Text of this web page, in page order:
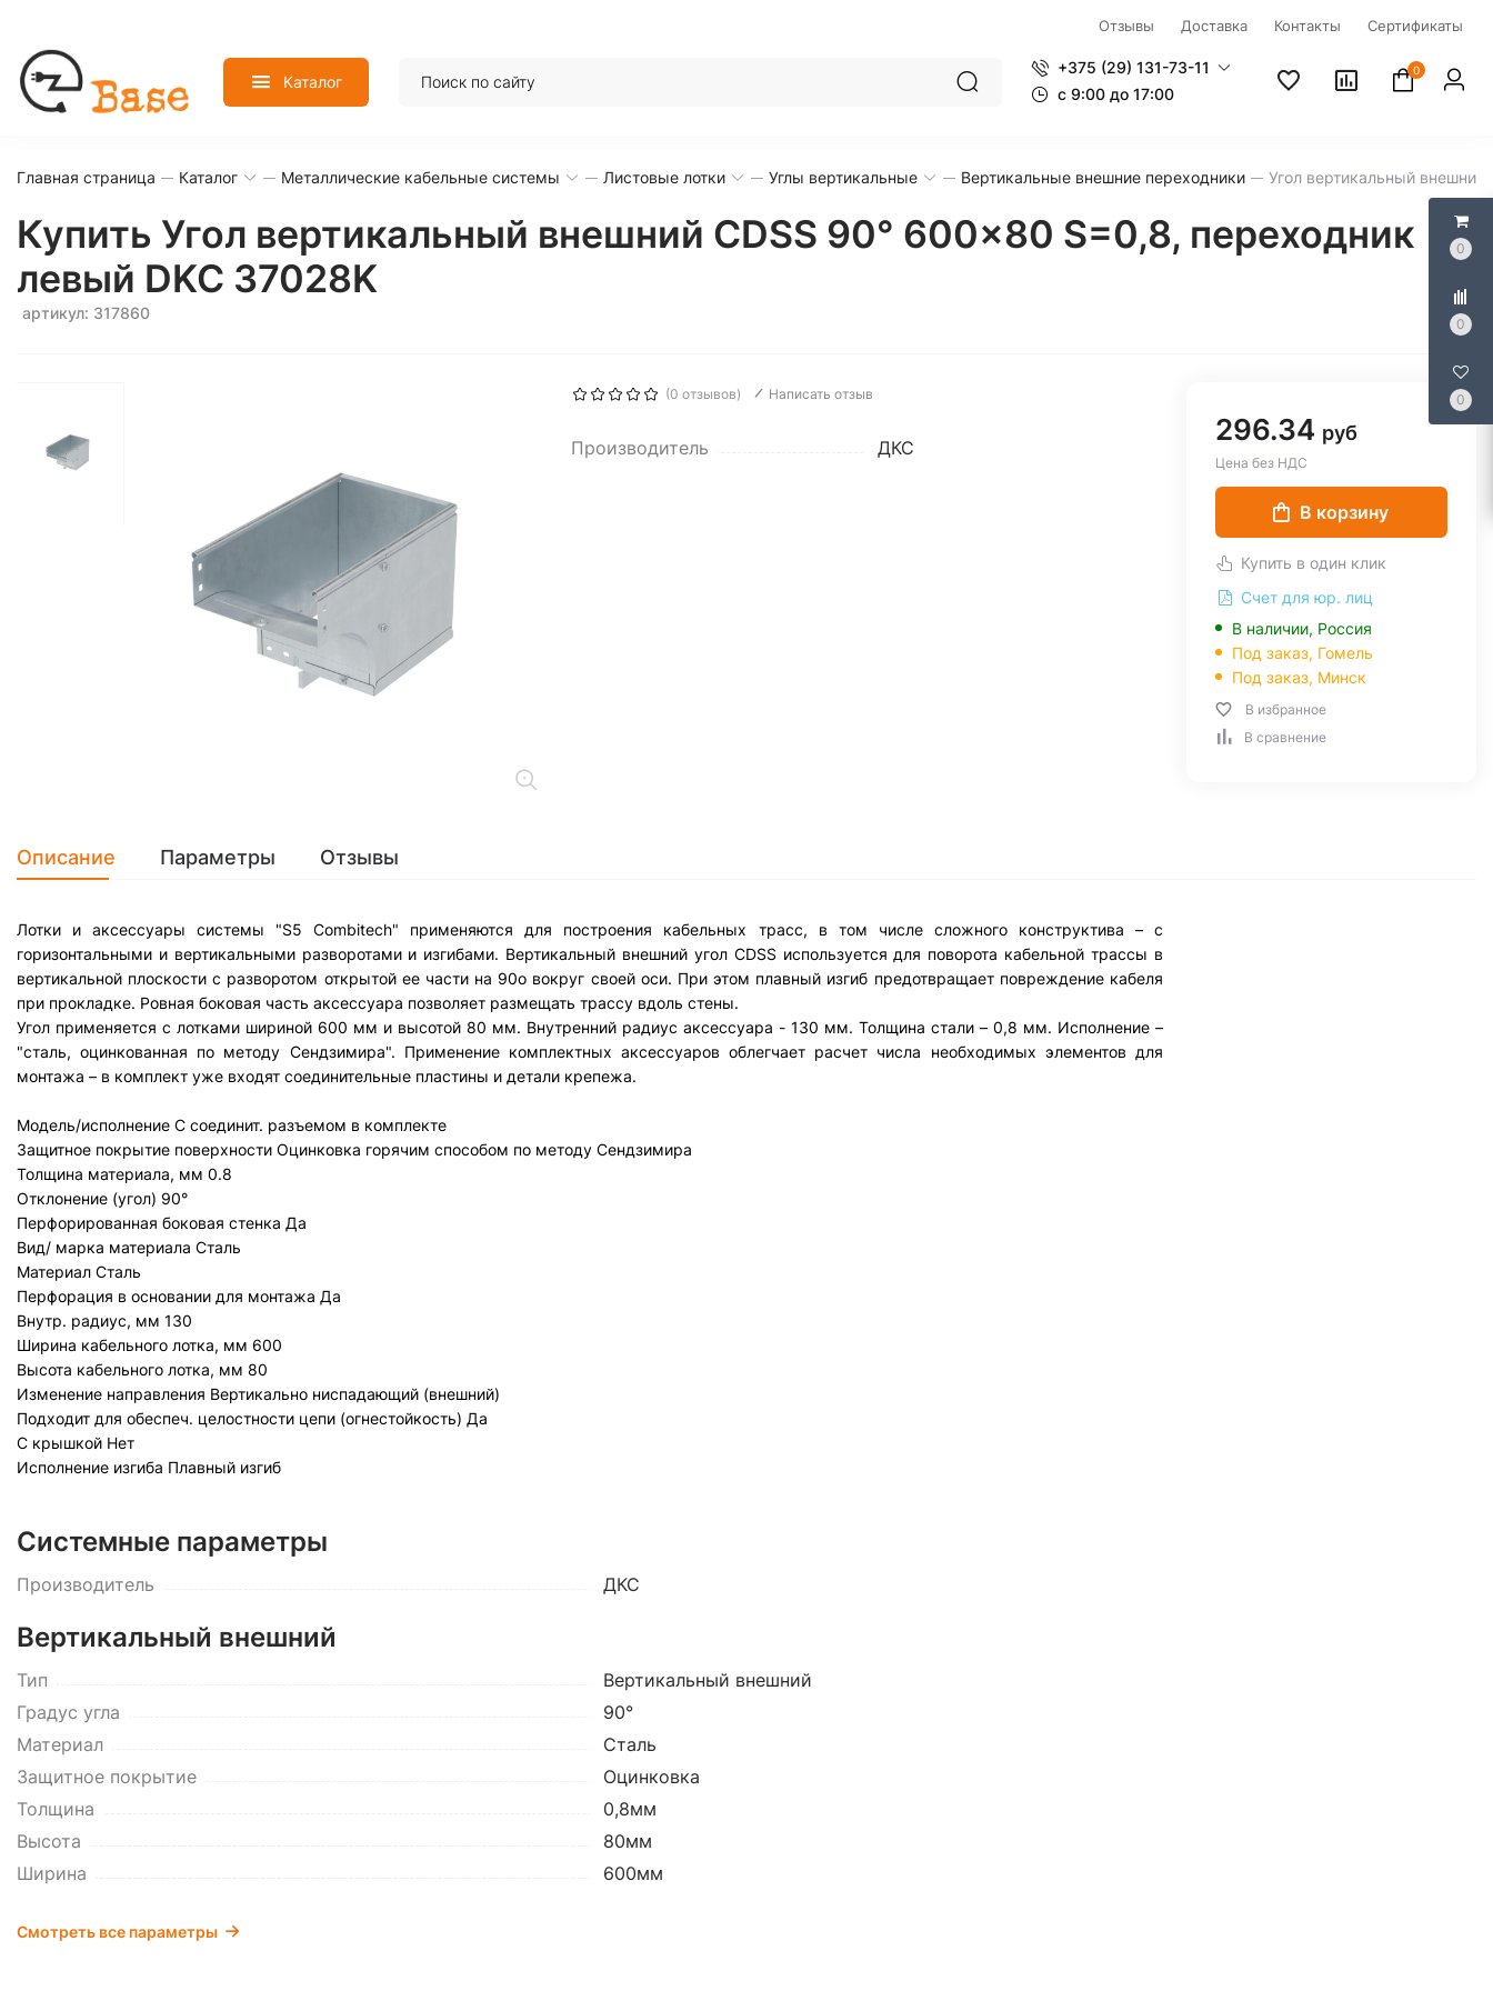
0
0
0
Отзывы Доставка Контакты Сертификаты
Каталог
+375 (29) 131-73-11
c 9:00 до 17:00
0
Главная страница Каталог Металлические кабельные системы Листовые лотки Углы вертикальные Вертикальные внешние переходники Угол вертикальный
Купить Угол вертикальный внешний CDSS 90° 600x80 S=0,8, переходник
левый DKC 37028K
артикул: 317860
(0 отзывов) Написать отзыв
Производитель ДКС
296.34 руб
Цена без НДС
В корзину
Купить в один клик
Счет для юр. лиц
В наличии, Россия
Под заказ, Гомель
Под заказ, Минск
В избранное
В сравнение
Описание Параметры Отзывы
Лотки и аксессуары системы "S5 Combitech" применяются для построения кабельных трасс, в том числе сложного конструктива – с
горизонтальными и вертикальными разворотами и изгибами. Вертикальный внешний угол CDSS используется для поворота кабельной трассы в
вертикальной плоскости с разворотом открытой ее части на 90о вокруг своей оси. При этом плавный изгиб предотвращает повреждение кабеля
при прокладке. Ровная боковая часть аксессуара позволяет размещать трассу вдоль стены.
Угол применяется с лотками шириной 600 мм и высотой 80 мм. Внутренний радиус аксессуара - 130 мм. Толщина стали – 0,8 мм. Исполнение –
"сталь, оцинкованная по методу Сендзимира". Применение комплектных аксессуаров облегчает расчет числа необходимых элементов для
монтажа – в комплект уже входят соединительные пластины и детали крепежа.
Модель/исполнение С соединит. разъемом в комплекте
Защитное покрытие поверхности Оцинковка горячим способом по методу Сендзимира
Толщина материала, мм 0.8
Отклонение (угол) 90°
Перфорированная боковая стенка Да
Вид/ марка материала Сталь
Материал Сталь
Перфорация в основании для монтажа Да
Внутр. радиус, мм 130
Ширина кабельного лотка, мм 600
Высота кабельного лотка, мм 80
Изменение направления Вертикально ниспадающий (внешний)
Подходит для обеспеч. целостности цепи (огнестойкость) Да
С крышкой Нет
Исполнение изгиба Плавный изгиб
Системные параметры
Производитель ДКС
Вертикальный внешний
Тип
Вертикальный внешний
Градус угла
90°
Материал
Сталь
Защитное покрытие
Оцинковка
Толщина
0,8мм
Высота
80мм
Ширина
600мм
Смотреть все параметры